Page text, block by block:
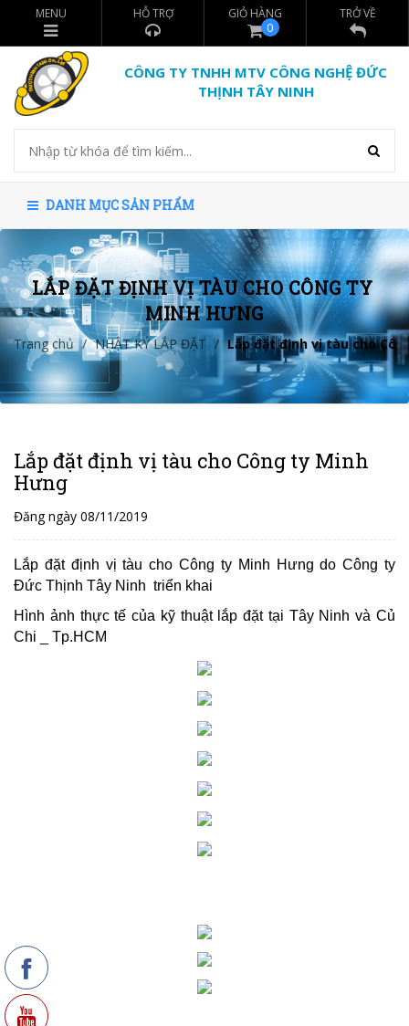
MENU HỖ TRỢ GIỎ HÀNG
0
TRỞ VỀ
CÔNG TY TNHH MTV CÔNG NGHỆ ĐỨC
THỊNH TÂY NINH
DANH MỤC SẢN PHẨM
LẮP ĐẶT ĐỊNH VỊ TÀU CHO CÔNG TY
MINH HƯNG
Trang chủ / NHẬT KÝ LẮP ĐẶT / Lắp đặt định vị tàu cho
Lắp đặt định vị tàu cho Công ty Minh
Hưng
Đăng ngày 08/11/2019
Lắp đặt định vị tàu cho Công ty Minh Hưng do Công ty
Đức Thịnh Tây Ninh triển khai
Hình ảnh thực tế của kỹ thuật lắp đặt tại Tây Ninh và Củ
Chi _ Tp.HCM